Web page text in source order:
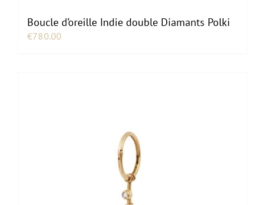
Boucle d’oreille Indie double Diamants Polki
€780.00